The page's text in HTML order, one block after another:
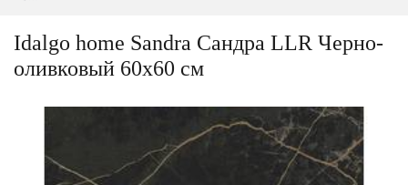
Idalgo home Sandra Сандра LLR Черно-
оливковый 60x60 см